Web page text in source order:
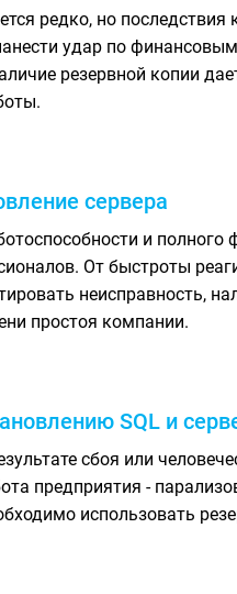
редко, но
удар по
резервной копии
сервера
и
От быстроты
неисправность,
простоя компании.
SQL и
сбоя или
предприятия -
использовать